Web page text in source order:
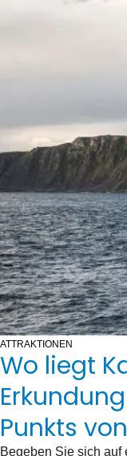
ATTRAKTIONEN
Wo liegt
Punkts
Begeben Sie sich